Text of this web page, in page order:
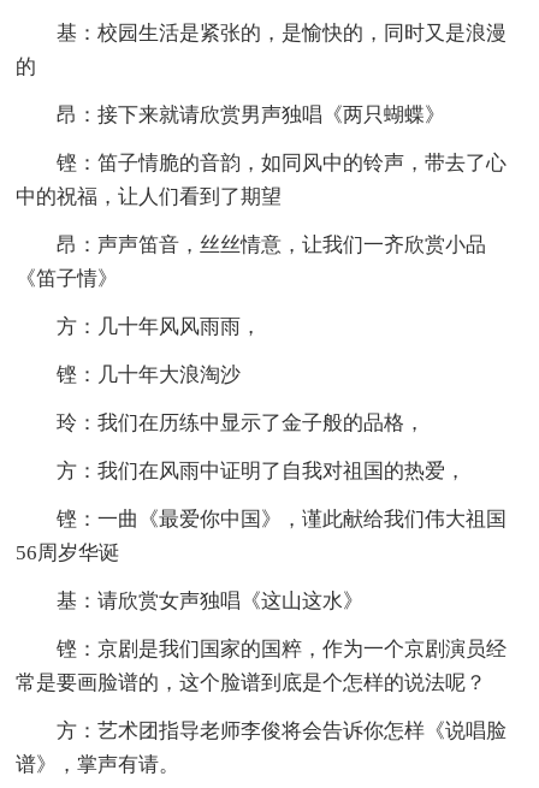
基：校园生活是紧张的，是愉快的，同时又是浪漫
的
昂：接下来就请欣赏男声独唱《两只蝴蝶》
铿：笛子情脆的音韵，如同风中的铃声，带去了心
中的祝福，让人们看到了期望
昂：声声笛音，丝丝情意，让我们一齐欣赏小品
《笛子情》
方：几十年风风雨雨，
铿：几十年大浪淘沙
玲：我们在历练中显示了金子般的品格，
方：我们在风雨中证明了自我对祖国的热爱，
铿：一曲《最爱你中国》，谨此献给我们伟大祖国
56周岁华诞
基：请欣赏女声独唱《这山这水》
铿：京剧是我们国家的国粹，作为一个京剧演员经
常是要画脸谱的，这个脸谱到底是个怎样的说法呢？
方：艺术团指导老师李俊将会告诉你怎样《说唱脸
谱》，掌声有请。